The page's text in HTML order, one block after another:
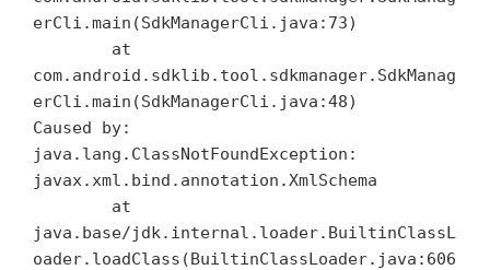
erCli.main(SdkManagerCli.java:73)
com.android.sdklib.tool.sdkmanager.SdkManag
erCli.main(SdkManagerCli.java:48)
Caused by:
java.lang.ClassNotFoundException:
javax.xml.bind.annotation.XmlSchema
java.base/jdk.internal.loader.BuiltinClassL
oader.loadClass(BuiltinClassLoader.java:606